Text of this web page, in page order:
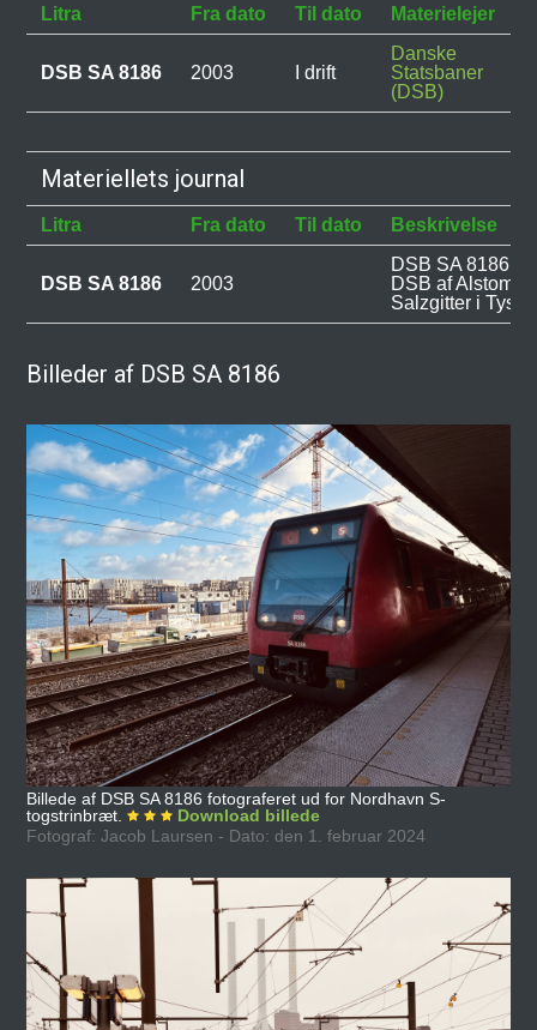
Litra Fra dato Til dato Materielejer
DSB SA 8186 2003 I drift
Danske
Statsbaner
(DSB)
Materiellets journal
Litra Fra dato Til dato Beskrivelse
DSB SA 8186 2003
DSB SA 8186
DSB af Alstom
Salzgitter i
Billeder af DSB SA 8186
Billede af DSB SA 8186 fotograferet ud for Nordhavn S-
togstrinbræt.
Download billede
Fotograf: Jacob Laursen - Dato: den 1. februar 2024